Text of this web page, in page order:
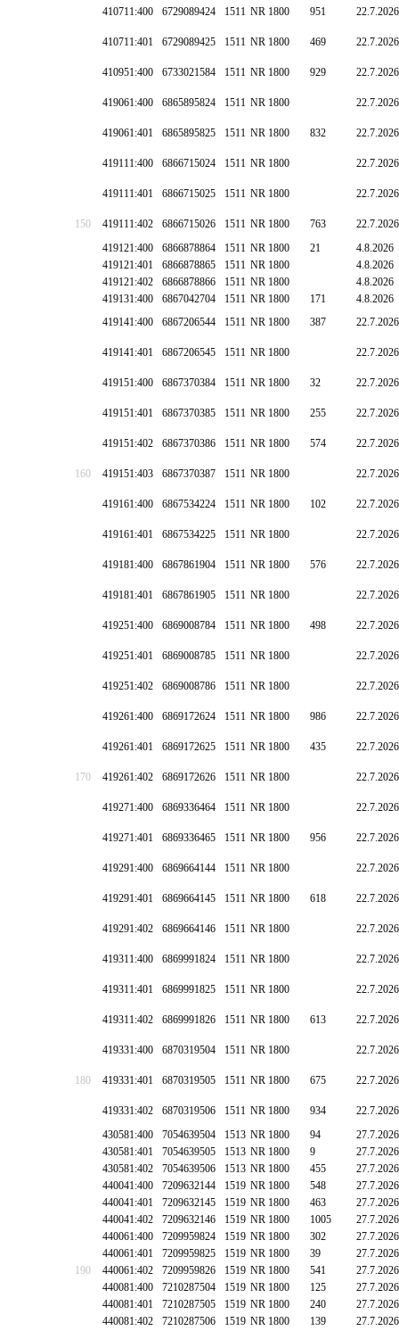
410711:400 6729089424 1511 NR 1800 951 22.7.2026
410711:401 6729089425 1511 NR 1800 469 22.7.2026
410951:400 6733021584 1511 NR 1800 929 22.7.2026
419061:400 6865895824 1511 NR 1800 22.7.2026
419061:401 6865895825 1511 NR 1800 832 22.7.2026
419111:400 6866715024 1511 NR 1800 22.7.2026
419111:401 6866715025 1511 NR 1800 22.7.2026
150 419111:402 6866715026 1511 NR 1800 763
22.7.2026
419121:400
6866878864 1511 NR 1800 21
4.8.2026
419121:401
6866878865 1511 NR 1800
4.8.2026
419121:402
6866878866 1511 NR 1800
4.8.2026
419131:400
6867042704 1511 NR 1800 171
4.8.2026
419141:400
6867206544 1511 NR 1800 387 22.7.2026
419141:401 6867206545 1511 NR 1800 22.7.2026
419151:400 6867370384 1511 NR 1800 32 22.7.2026
419151:401 6867370385 1511 NR 1800 255 22.7.2026
419151:402 6867370386 1511 NR 1800 574 22.7.2026
160 419151:403 6867370387 1511 NR 1800 22.7.2026
419161:400 6867534224 1511 NR 1800 102 22.7.2026
419161:401 6867534225 1511 NR 1800 22.7.2026
419181:400 6867861904 1511 NR 1800 576 22.7.2026
419181:401 6867861905 1511 NR 1800 22.7.2026
419251:400 6869008784 1511 NR 1800 498 22.7.2026
419251:401 6869008785 1511 NR 1800 22.7.2026
419251:402 6869008786 1511 NR 1800 22.7.2026
419261:400 6869172624 1511 NR 1800 986 22.7.2026
419261:401 6869172625 1511 NR 1800 435 22.7.2026
170 419261:402 6869172626 1511 NR 1800 22.7.2026
419271:400 6869336464 1511 NR 1800 22.7.2026
419271:401 6869336465 1511 NR 1800 956 22.7.2026
419291:400 6869664144 1511 NR 1800 22.7.2026
419291:401 6869664145 1511 NR 1800 618 22.7.2026
419291:402 6869664146 1511 NR 1800 22.7.2026
419311:400 6869991824 1511 NR 1800 22.7.2026
419311:401 6869991825 1511 NR 1800 22.7.2026
419311:402 6869991826 1511 NR 1800 613 22.7.2026
419331:400 6870319504 1511 NR 1800 22.7.2026
180 419331:401 6870319505 1511 NR 1800 675 22.7.2026
419331:402 6870319506 1511 NR 1800 934
22.7.2026
430581:400
7054639504 1513 NR 1800 94
27.7.2026
430581:401
7054639505 1513 NR 1800 9
27.7.2026
430581:402
7054639506 1513 NR 1800 455
27.7.2026
440041:400
7209632144 1519 NR 1800 548
27.7.2026
440041:401
7209632145 1519 NR 1800 463
27.7.2026
440041:402
7209632146 1519 NR 1800 1005
27.7.2026
440061:400
7209959824 1519 NR 1800 302
27.7.2026
440061:401
7209959825 1519 NR 1800 39
27.7.2026
190
440061:402 7209959826 1519 NR 1800 541
27.7.2026
440081:400
7210287504 1519 NR 1800 125
27.7.2026
440081:401
7210287505 1519 NR 1800 240
27.7.2026
440081:402
7210287506 1519 NR 1800 139
27.7.2026